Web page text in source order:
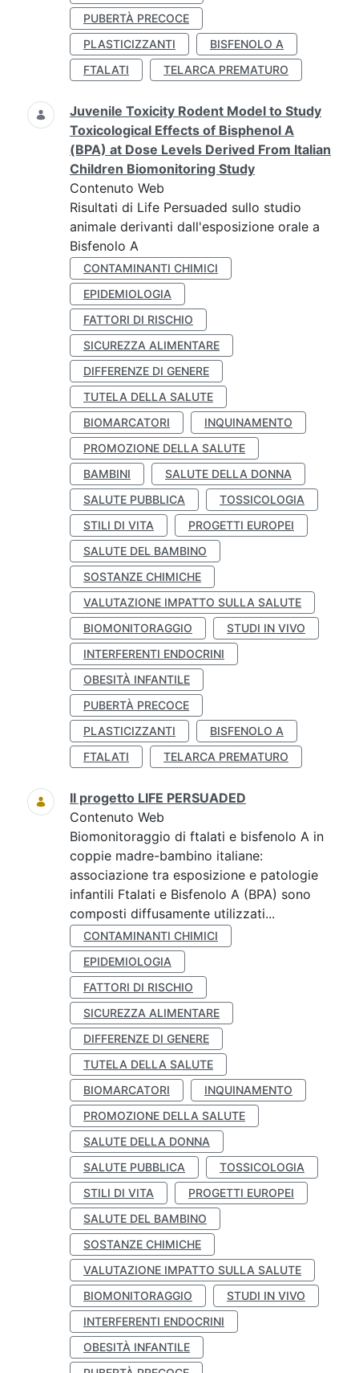
PUBERTÀ PRECOCE
PLASTICIZZANTI
BISFENOLO A
FTALATI
TELARCA PREMATURO
Juvenile Toxicity Rodent Model to Study
Toxicological Effects of Bisphenol A
(BPA) at Dose Levels Derived From Italian
Children Biomonitoring Study
Contenuto Web
Risultati di Life Persuaded sullo studio
animale derivanti dall'esposizione orale a
Bisfenolo A
CONTAMINANTI CHIMICI
EPIDEMIOLOGIA
FATTORI DI RISCHIO
SICUREZZA ALIMENTARE
DIFFERENZE DI GENERE
TUTELA DELLA SALUTE
BIOMARCATORI
INQUINAMENTO
PROMOZIONE DELLA SALUTE
BAMBINI
SALUTE DELLA DONNA
SALUTE PUBBLICA
TOSSICOLOGIA
STILI DI VITA
PROGETTI EUROPEI
SALUTE DEL BAMBINO
SOSTANZE CHIMICHE
VALUTAZIONE IMPATTO SULLA SALUTE
BIOMONITORAGGIO
STUDI IN VIVO
INTERFERENTI ENDOCRINI
OBESITÀ INFANTILE
PUBERTÀ PRECOCE
PLASTICIZZANTI
BISFENOLO A
FTALATI
TELARCA PREMATURO
Il progetto LIFE PERSUADED
Contenuto Web
Biomonitoraggio di ftalati e bisfenolo A in
coppie madre-bambino italiane:
associazione tra esposizione e patologie
infantili Ftalati e Bisfenolo A (BPA) sono
composti diffusamente utilizzati...
CONTAMINANTI CHIMICI
EPIDEMIOLOGIA
FATTORI DI RISCHIO
SICUREZZA ALIMENTARE
DIFFERENZE DI GENERE
TUTELA DELLA SALUTE
BIOMARCATORI
INQUINAMENTO
PROMOZIONE DELLA SALUTE
SALUTE DELLA DONNA
SALUTE PUBBLICA
TOSSICOLOGIA
STILI DI VITA
PROGETTI EUROPEI
SALUTE DEL BAMBINO
SOSTANZE CHIMICHE
VALUTAZIONE IMPATTO SULLA SALUTE
BIOMONITORAGGIO
STUDI IN VIVO
INTERFERENTI ENDOCRINI
OBESITÀ INFANTILE